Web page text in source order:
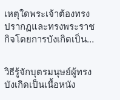
เหตุใดพระเจ้าต้องทรง
ปรากฏและทรงพระราช
กิจโดยการบังเกิดเป็น
วิธีรู้จักบุตรมนุษย์ผู้ทรง
บังเกิดเป็นเนื้อหนัง